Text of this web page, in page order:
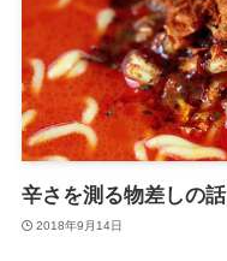
辛さを測る物差しの話
2018年9月14日